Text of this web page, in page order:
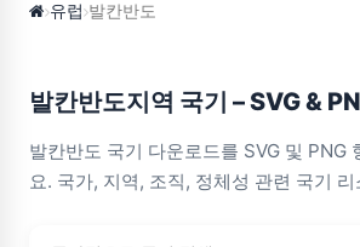
유럽 발칸반도
발칸반도지역 국기 – SVG &
발칸반도 국기 다운로드를 SVG 및 PNG
요. 국가, 지역, 조직, 정체성 관련 국기